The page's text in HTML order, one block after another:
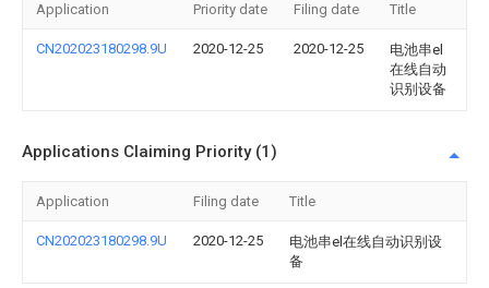
Application Priority date Filing date Title
CN202023180298.9U 2020-12-25 2020-12-25
电池串el
在线自动
识别设备
Applications Claiming Priority (1)
Application Filing date Title
CN202023180298.9U 2020-12-25
电池串el在线自动识别设
备